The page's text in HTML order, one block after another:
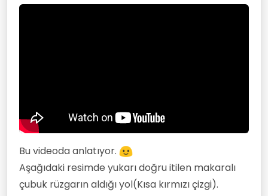
Bu videoda anlatıyor.
Aşağıdaki resimde yukarı doğru itilen makaralı
çubuk rüzgarın aldığı yol(Kısa kırmızı çizgi).